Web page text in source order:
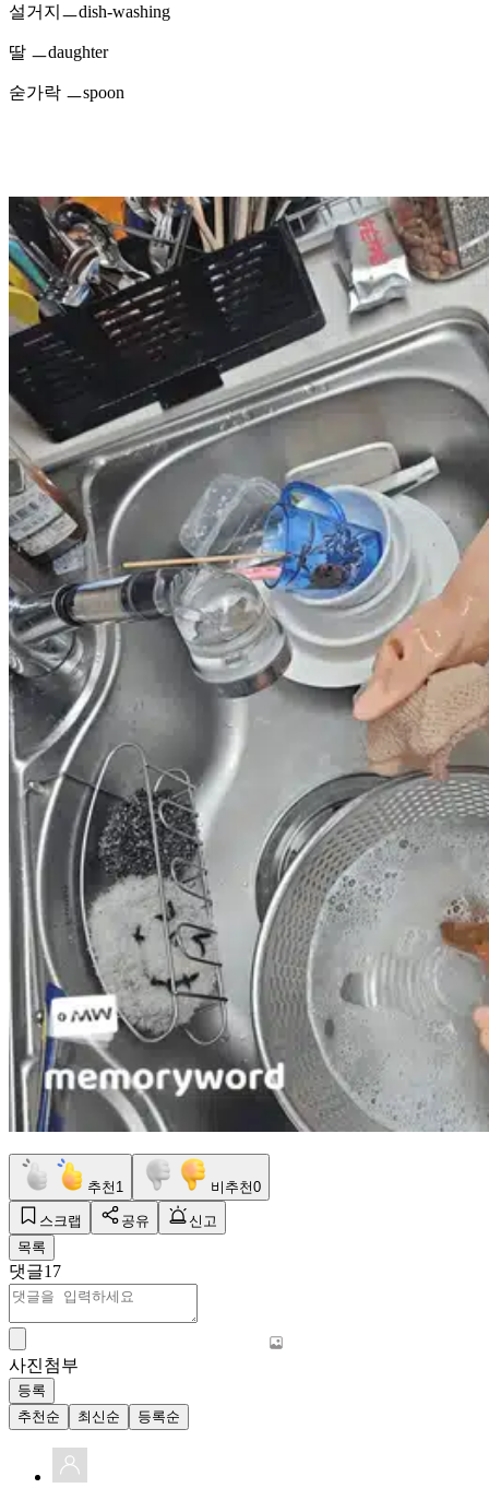
설거지ㅡdish-washing
딸 ㅡdaughter
숟가락 ㅡspoon
추천 1 비추천0
스크랩 공유
신고
목록
댓글17
사진첨부
등록
추천순
최신순 등록순